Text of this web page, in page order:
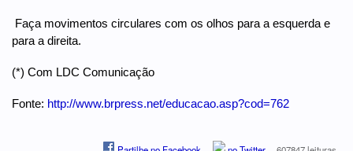
 Faça movimentos circulares com os olhos para a esquerda e
para a direita.
(*) Com LDC Comunicação
Fonte: http://www.brpress.net/educacao.asp?cod=762